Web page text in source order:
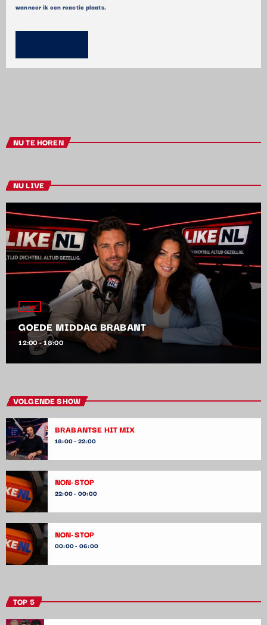
wanneer ik een reactie plaats.
NU TE HOREN
NU LIVE
LIVE
GOEDE MIDDAG BRABANT
12:00 - 18:00
VOLGENDE SHOW
BRABANTSE HIT MIX
18:00 - 22:00
NON-STOP
22:00 - 00:00
NON-STOP
00:00 - 06:00
TOP 5